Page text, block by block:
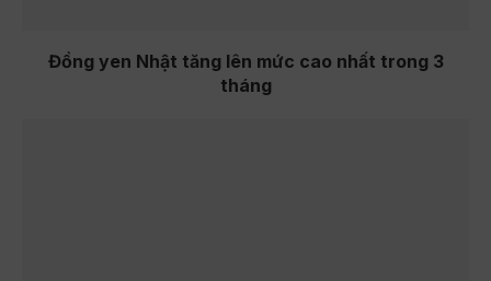
Đồng yen Nhật tăng lên mức cao nhất trong 3
tháng